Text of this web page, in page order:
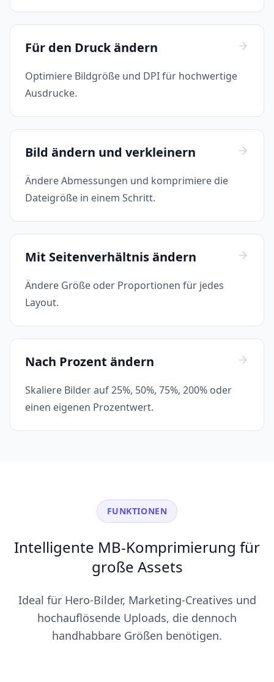
Für den Druck ändern
Optimiere Bildgröße und DPI für hochwertige
Ausdrucke.
Bild ändern und verkleinern
Ändere Abmessungen und komprimiere die
Dateigröße in einem Schritt.
Mit Seitenverhältnis ändern
Ändere Größe oder Proportionen für jedes
Layout.
Nach Prozent ändern
Skaliere Bilder auf 25%, 50%, 75%, 200% oder
einen eigenen Prozentwert.
FUNKTIONEN
Intelligente MB-Komprimierung für
große Assets
Ideal für Hero-Bilder, Marketing-Creatives und
hochauflösende Uploads, die dennoch
handhabbare Größen benötigen.